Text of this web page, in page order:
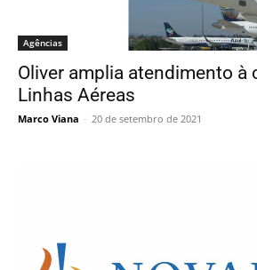
Agências
Oliver amplia atendimento à
Linhas Aéreas
Marco Viana - 20 de setembro de 2021